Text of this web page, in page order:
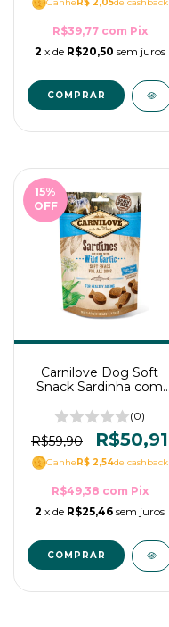
R$39,77 com Pix
2 x de R$20,50 sem juros
15%
OFF
Carnilove Dog Soft
Snack Sardinha com
Cães 200g(0)
R$59,90 R$50,91
GanheR$ 2,54de cashback
R$49,38 com Pix
2 x de R$25,46 sem juros